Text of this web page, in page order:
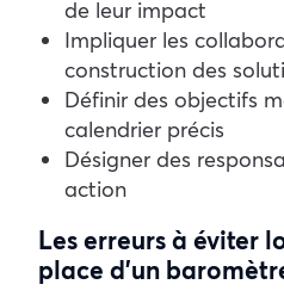
de leur impact
Impliquer les
construction des
Définir des objectifs
calendrier précis
Désigner des
action
Les erreurs à éviter
place d’un